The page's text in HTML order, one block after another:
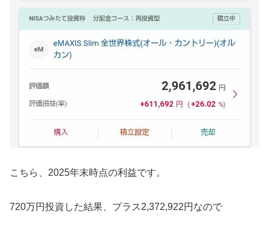
こちら、2025年末時点の利益です。
720万円投資した結果、プラス2,372,922円なので